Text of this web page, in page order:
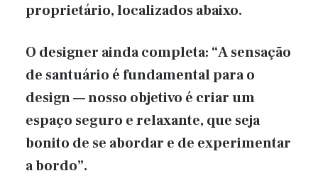
proprietário, localizados abaixo.
O designer ainda completa: “A sensação
de santuário é fundamental para o
design — nosso objetivo é criar um
espaço seguro e relaxante, que seja
bonito de se abordar e de experimentar
a bordo”.